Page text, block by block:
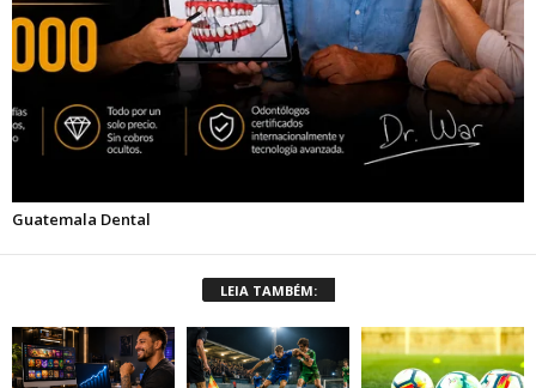
LEIA TAMBÉM: